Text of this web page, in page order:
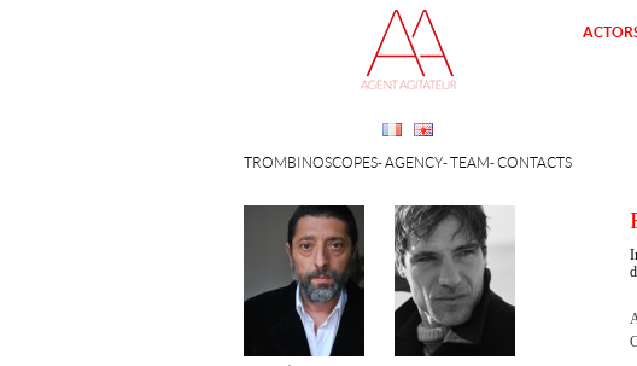
TROMBINOSCOPES AGENCY TEAM CONTACTS